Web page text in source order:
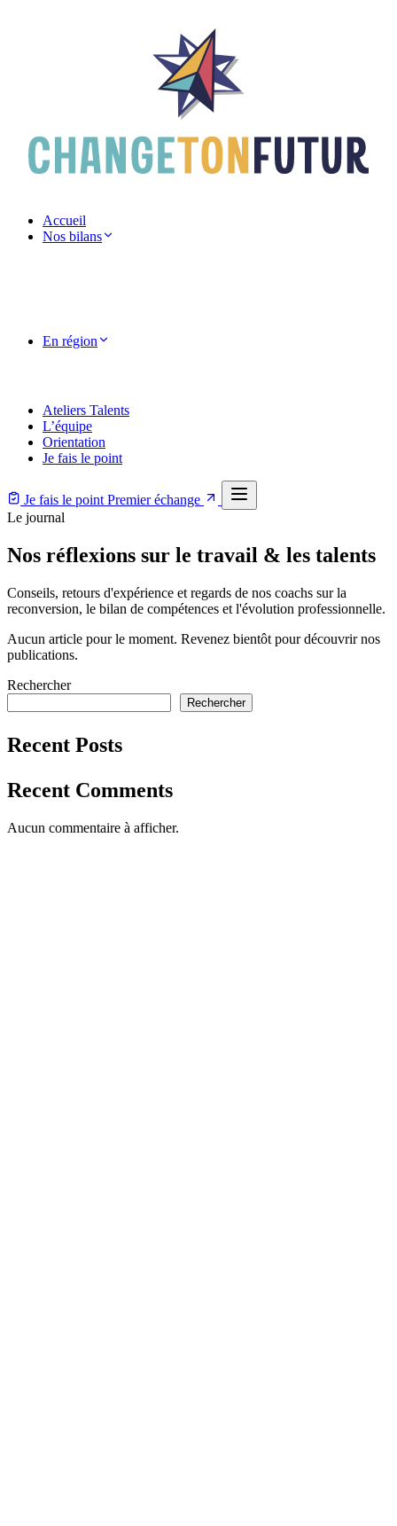
Accueil
Nos bilans
En région
Ateliers Talents
L’équipe
Orientation
Je fais le point
Je fais le point Premier échange
Le journal
Nos réflexions sur le travail & les talents
Conseils, retours d'expérience et regards de nos coachs sur la
reconversion, le bilan de compétences et l'évolution professionnelle.
Aucun article pour le moment. Revenez bientôt pour découvrir nos
publications.
Rechercher
Rechercher
Recent Posts
Recent Comments
Aucun commentaire à afficher.